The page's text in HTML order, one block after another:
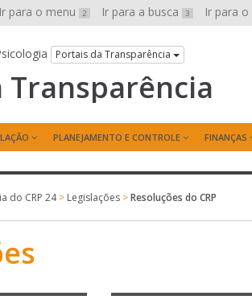
Ir para o menu 2 Ir para a busca 3 Ir para
Portais da Transparência
Transparência
PLANEJAMENTO E CONTROLE FINANÇAS
do CRP 24> Legislações >Resoluções do CRP